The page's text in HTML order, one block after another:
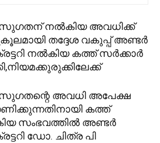
നൽകിയ അവധിക്ക്
തദ്ദേശ വകുപ്പ് അണ്ടർ
നൽകിയ കത്ത് സർക്കാർ
അവധി അപേക്ഷ
കത്ത്
സംഭവത്തിൽ അണ്ടര്‍
ഡോ. ചിത്ര പി